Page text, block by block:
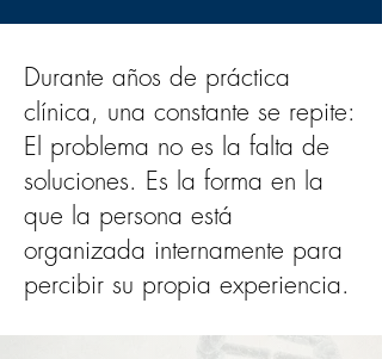
Durante años de práctica
clínica, una constante se repite:
El problema no es la falta de
soluciones. Es la forma en la
que la persona está
organizada internamente para
percibir su propia experiencia.